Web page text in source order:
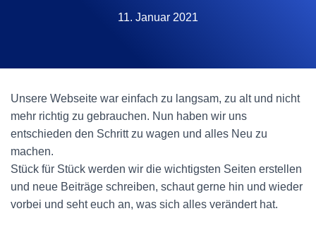
S
C
E
N
11. Januar 2021
Unsere Webseite war einfach zu langsam, zu alt und nicht
mehr richtig zu gebrauchen. Nun haben wir uns
entschieden den Schritt zu wagen und alles Neu zu
machen.
Stück für Stück werden wir die wichtigsten Seiten erstellen
und neue Beiträge schreiben, schaut gerne hin und wieder
vorbei und seht euch an, was sich alles verändert hat.